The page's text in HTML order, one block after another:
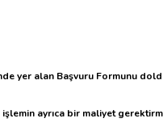
yer alan Başvuru Formunu
ayrıca bir maliyet